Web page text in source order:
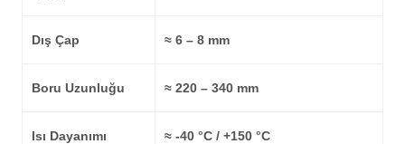
Dış Çap ≈ 6 – 8 mm
Boru Uzunluğu ≈ 220 – 340 mm
Isı Dayanımı ≈ -40 °C / +150 °C